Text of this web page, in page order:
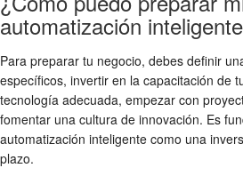
automatización
Para preparar tu negocio, debes definir
específicos, invertir en la capacitación de
tecnología adecuada, empezar con
fomentar una cultura de innovación. Es
automatización inteligente como una
plazo.